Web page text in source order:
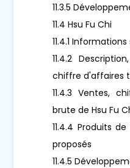
11.3.5
11.4 Hsu Fu Chi
11.4.1
11.4.2
chiffre d'affaires
11.4.3 Ventes,
brute de Hsu Fu
11.4.4 Produits
proposés
11.4.5